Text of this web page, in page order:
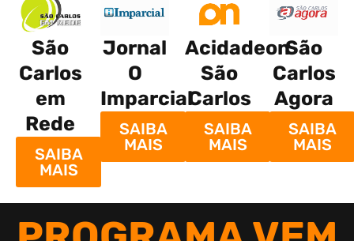
São
Carlos
em
Rede
SAIBA
MAIS
Jornal
O
Imparcial
SAIBA
MAIS
Acidadeon
São
Carlos
SAIBA
MAIS
São
Carlos
Agora
SAIBA
MAIS